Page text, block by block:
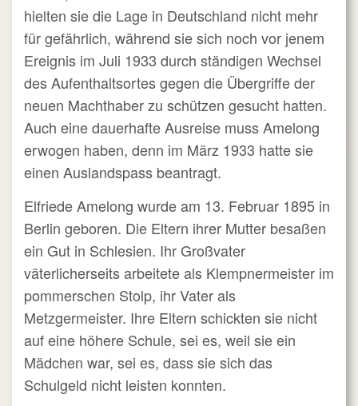
hielten sie die Lage in Deutschland nicht mehr
für gefährlich, während sie sich noch vor jenem
Ereignis im Juli 1933 durch ständigen Wechsel
des Aufenthaltsortes gegen die Übergriffe der
neuen Machthaber zu schützen gesucht hatten.
Auch eine dauerhafte Ausreise muss Amelong
erwogen haben, denn im März 1933 hatte sie
einen Auslandspass beantragt.
Elfriede Amelong wurde am 13. Februar 1895 in
Berlin geboren. Die Eltern ihrer Mutter besaßen
ein Gut in Schlesien. Ihr Großvater
väterlicherseits arbeitete als Klempnermeister im
pommerschen Stolp, ihr Vater als
Metzgermeister. Ihre Eltern schickten sie nicht
auf eine höhere Schule, sei es, weil sie ein
Mädchen war, sei es, dass sie sich das
Schulgeld nicht leisten konnten.